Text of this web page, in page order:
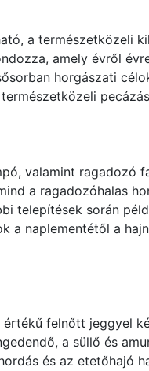
a természetközeli
amely évről
horgászati
valamint ragadozó
a ragadozóhalas
telepítések során
a naplementétől a
felnőtt jeggyel
a süllő és
és az etetőhajó